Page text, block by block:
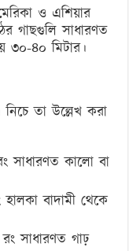
ও এশিয়ার
গাছগুলি সাধারণত
৩০-৪০ মিটার।
তা উল্লেখ করা
সাধারণত কালো বা
বাদামী থেকে
সাধারণত গাঢ়